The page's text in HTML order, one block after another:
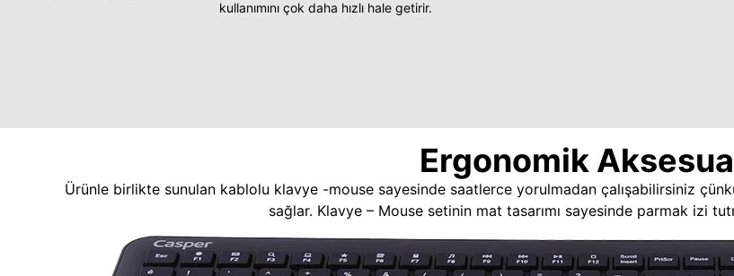
kullanımını çok daha hızlı hale getirir.
Ergonomik
Ürünle birlikte sunulan kablolu klavye -mouse sayesinde saatlerce yorulmadan çalışabilirsiniz
sağlar. Klavye – Mouse setinin mat tasarımı sayesinde parmak izi